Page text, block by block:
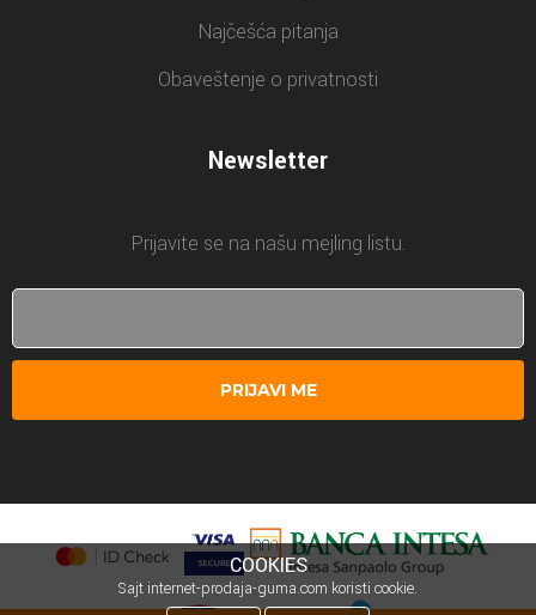
Najčešća pitanja
Obaveštenje o privatnosti
Newsletter
Prijavite se na našu mejling listu.
PRIJAVI ME
COOKIES
Sajt internet-prodaja-guma.com koristi cookie.